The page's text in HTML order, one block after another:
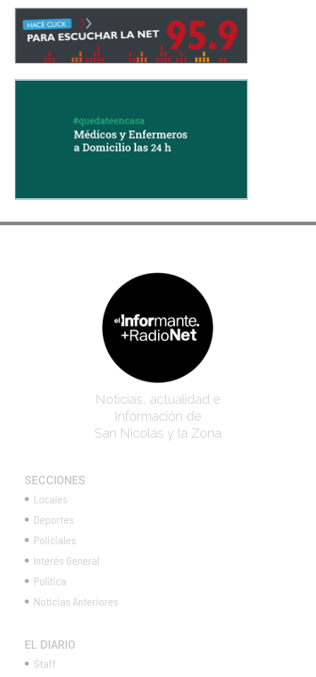
Noticias, actualidad e
Información de
San Nicolás y la Zona
SECCIONES
Locales
Deportes
Policiales
Interés General
Política
Noticias Anteriores
EL DIARIO
Staff